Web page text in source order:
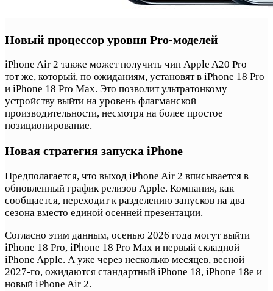
Новый процессор уровня Pro-моделей
iPhone Air 2 также может получить чип Apple A20 Pro —
тот же, который, по ожиданиям, установят в iPhone 18 Pro
и iPhone 18 Pro Max. Это позволит ультратонкому
устройству выйти на уровень флагманской
производительности, несмотря на более простое
позиционирование.
Новая стратегия запуска iPhone
Предполагается, что выход iPhone Air 2 вписывается в
обновленный график релизов Apple. Компания, как
сообщается, переходит к разделению запусков на два
сезона вместо единой осенней презентации.
Согласно этим данным, осенью 2026 года могут выйти
iPhone 18 Pro, iPhone 18 Pro Max и первый складной
iPhone Apple. А уже через несколько месяцев, весной
2027-го, ожидаются стандартный iPhone 18, iPhone 18e и
новый iPhone Air 2.